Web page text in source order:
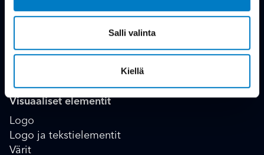
Salli valinta
Kiellä
Visuaalinen identiteetti
Visuaalinen ilme
Visuaaliset elementit
Logo
Logo ja tekstielementit
Värit